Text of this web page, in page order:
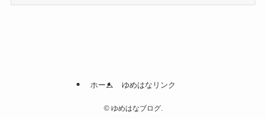
ホーム ゆめはなリンク
©ゆめはなブログ.